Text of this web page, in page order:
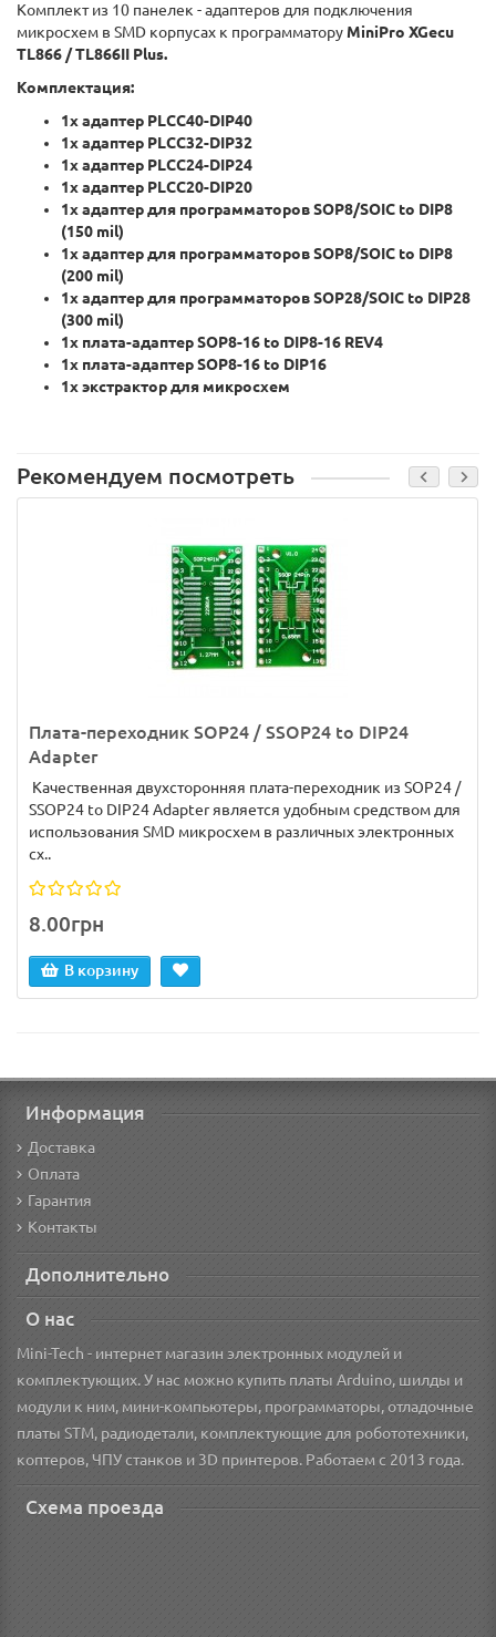
Комплект из 10 панелек - адаптеров для подключения
микросхем в SMD корпусах к программатору MiniPro XGecu
TL866 / TL866II Plus.
Комплектация:
1х адаптер PLCC40-DIP40
1х адаптер PLCC32-DIP32
1х адаптер PLCC24-DIP24
1х адаптер PLCC20-DIP20
1x адаптер для программаторов SOP8/SOIC to DIP8
(150 mil)
1x адаптер для программаторов SOP8/SOIC to DIP8
(200 mil)
1х адаптер для программаторов SOP28/SOIC to DIP28
(300 mil)
1х плата-адаптер SOP8-16 to DIP8-16 REV4
1х плата-адаптер SOP8-16 to DIP16
1х экстрактор для микросхем
Рекомендуем посмотреть
Плата-переходник SOP24 / SSOP24 to DIP24
Adapter
Качественная двухсторонняя плата-переходник из SOP24 /
SSOP24 to DIP24 Adapter является удобным средством для
использования SMD микросхем в различных электронных
сх..
8.00грн
В корзину
Информация
Доставка
Оплата
Гарантия
Контакты
Дополнительно
О нас
Mini-Tech - интернет магазин электронных модулей и
комплектующих. У нас можно купить платы Arduino, шилды и
модули к ним, мини-компьютеры, программаторы, отладочные
платы STM, радиодетали, комплектующие для робототехники,
коптеров, ЧПУ станков и 3D принтеров. Работаем с 2013 года.
Схема проезда